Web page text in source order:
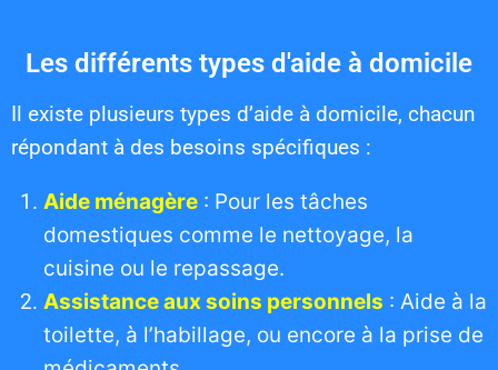
Les différents types d'aide à domicile
Il existe plusieurs types d’aide à domicile, chacun
répondant à des besoins spécifiques :
Aide ménagère: Pour les tâches
domestiques comme le nettoyage, la
cuisine ou le repassage.
Assistance aux soins personnels : Aide à la
toilette, à l’habillage, ou encore à la prise de